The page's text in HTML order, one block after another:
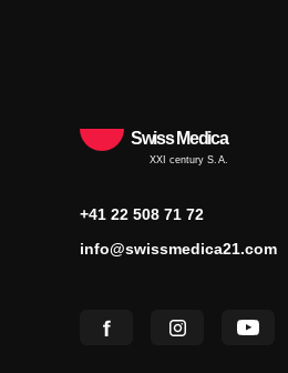
Swiss Medica
XXI century S.A.
+41 22 508 71 72
info@swissmedica21.com